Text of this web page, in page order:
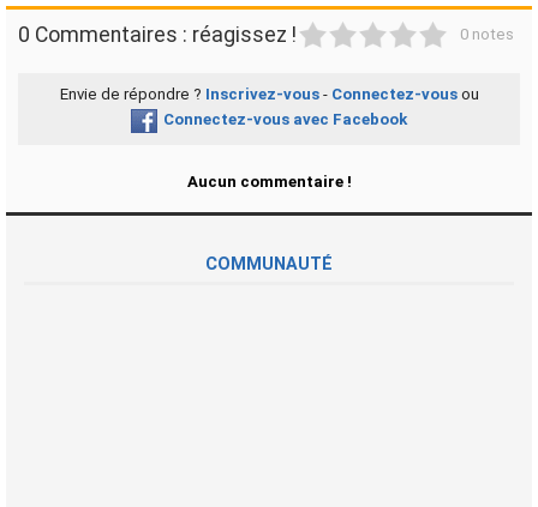
0 Commentaires : réagissez ! 0 notes
Envie de répondre ? Inscrivez-vous- Connectez-vousou
Connectez-vous avec Facebook
Aucun commentaire !
COMMUNAUTÉ